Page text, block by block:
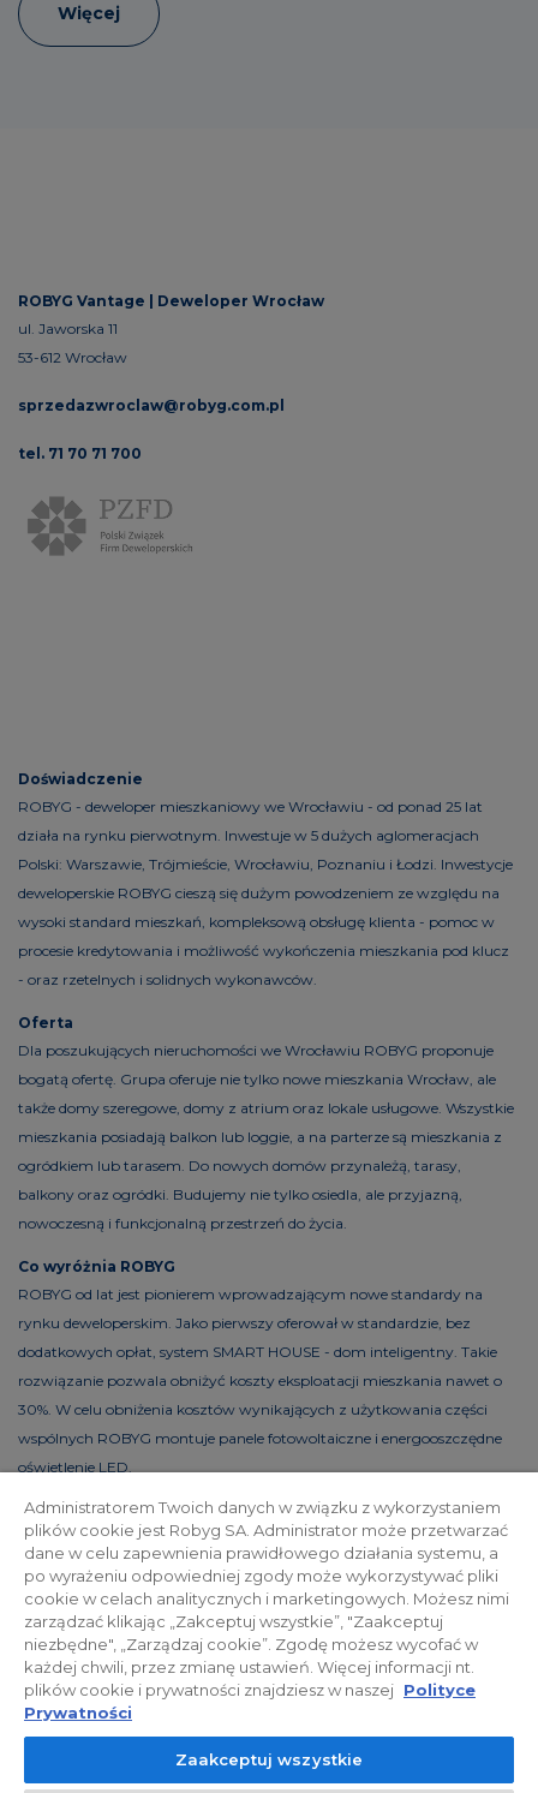
Więcej
ROBYG Vantage | Deweloper Wrocław
ul. Jaworska 11
53-612 Wrocław
sprzedazwroclaw@robyg.com.pl
tel. 71 70 71 700
Doświadczenie
ROBYG - deweloper mieszkaniowy we Wrocławiu - od ponad 25 lat
działa na rynku pierwotnym. Inwestuje w 5 dużych aglomeracjach
Polski: Warszawie, Trójmieście, Wrocławiu, Poznaniu i Łodzi. Inwestycje
deweloperskie ROBYG cieszą się dużym powodzeniem ze względu na
wysoki standard mieszkań, kompleksową obsługę klienta - pomoc w
procesie kredytowania i możliwość wykończenia mieszkania pod klucz
- oraz rzetelnych i solidnych wykonawców.
Oferta
Dla poszukujących nieruchomości we Wrocławiu ROBYG proponuje
bogatą ofertę. Grupa oferuje nie tylko nowe mieszkania Wrocław, ale
także domy szeregowe, domy z atrium oraz lokale usługowe. Wszystkie
mieszkania posiadają balkon lub loggie, a na parterze są mieszkania z
ogródkiem lub tarasem. Do nowych domów przynależą, tarasy,
balkony oraz ogródki. Budujemy nie tylko osiedla, ale przyjazną,
nowoczesną i funkcjonalną przestrzeń do życia.
Co wyróżnia ROBYG
ROBYG od lat jest pionierem wprowadzającym nowe standardy na
rynku deweloperskim. Jako pierwszy oferował w standardzie, bez
dodatkowych opłat, system SMART HOUSE - dom inteligentny. Takie
rozwiązanie pozwala obniżyć koszty eksploatacji mieszkania nawet o
30%. W celu obniżenia kosztów wynikających z użytkowania części
wspólnych ROBYG montuje panele fotowoltaiczne i energooszczędne
oświetlenie LED.
Polityka prywatności Relacje inwestorskie
Facebook
© 2026 ROBYG. Wszystkie prawa zastrzeżone. Powyższa oferta i
przedstawione materiały graficzne mają charakter jedynie
informacyjny, nie mogą być traktowane jako ostateczne projekty
Administratorem Twoich danych w związku z wykorzystaniem
plików cookie jest Robyg SA. Administrator może przetwarzać
dane w celu zapewnienia prawidłowego działania systemu, a
po wyrażeniu odpowiedniej zgody może wykorzystywać pliki
cookie w celach analitycznych i marketingowych. Możesz nimi
zarządzać klikając „Zakceptuj wszystkie”, "Zaakceptuj
niezbędne", „Zarządzaj cookie”. Zgodę możesz wycofać w
każdej chwili, przez zmianę ustawień. Więcej informacji nt.
plików cookie i prywatności znajdziesz w naszej Polityce
Prywatności
Zaakceptuj wszystkie